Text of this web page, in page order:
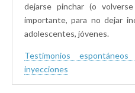
dejarse pinchar (o
importante, para no dejar
adolescentes, jóvenes.
Testimonios
inyecciones